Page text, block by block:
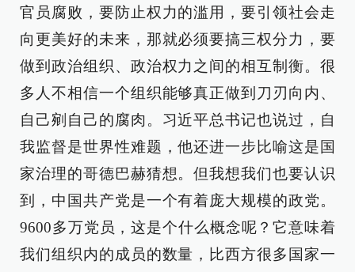
官员腐败，要防止权力的滥用，要引领社会走
向更美好的未来，那就必须要搞三权分力，要
做到政治组织、政治权力之间的相互制衡。很
多人不相信一个组织能够真正做到刀刃向内、
自己剜自己的腐肉。习近平总书记也说过，自
我监督是世界性难题，他还进一步比喻这是国
家治理的哥德巴赫猜想。但我想我们也要认识
到，中国共产党是一个有着庞大规模的政党。
9600多万党员，这是个什么概念呢？它意味着
我们组织内的成员的数量，比西方很多国家一